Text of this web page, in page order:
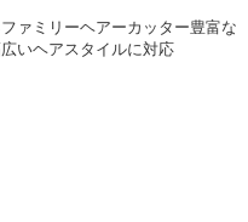
ァミリーヘアーカッター豊富な
いヘアスタイルに対応